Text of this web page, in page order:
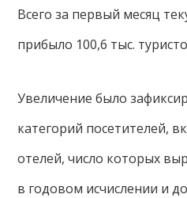
Всего за первый месяц
прибыло 100,6 тыс.
Увеличение было
категорий посетителей,
отелей, число которых
в годовом исчислении и